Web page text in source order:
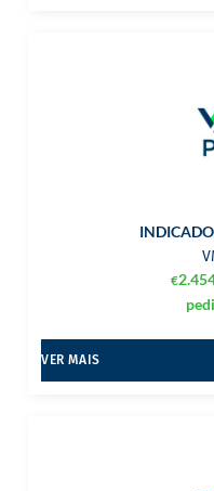
€
VER MAIS